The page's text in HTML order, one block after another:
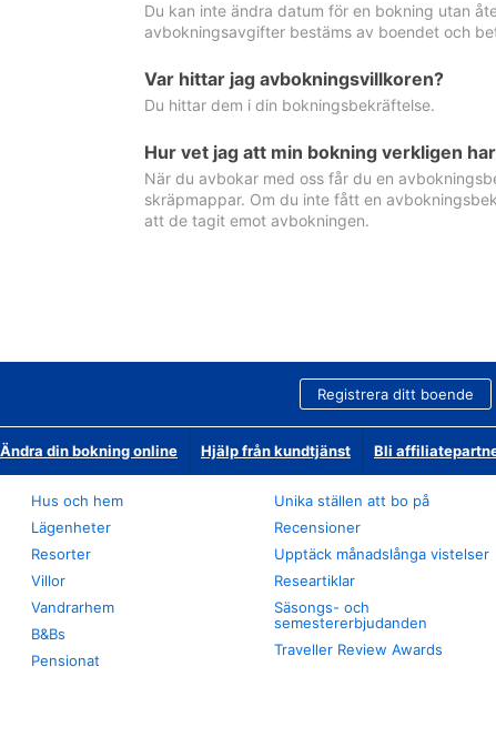
Du kan inte ändra datum för en bokning utan
avbokningsavgifter bestäms av boendet och
Var hittar jag avbokningsvillkoren?
Du hittar dem i din bokningsbekräftelse.
Hur vet jag att min bokning verkligen
När du avbokar med oss får du en
skräpmappar. Om du inte fått en
att de tagit emot avbokningen.
Registrera ditt boende
Ändra din bokning online Hjälp från kundtjänst Bli
Hus och hem
Lägenheter
Resorter
Villor
Vandrarhem
B&Bs
Pensionat
Unika ställen att bo på
Recensioner
Upptäck månadslånga vistelser
Researtiklar
Säsongs- och
semestererbjudanden
Traveller Review Awards